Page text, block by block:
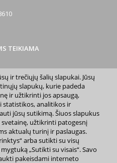
TEIKIAMA
Kopijuoti ir platinti
be autorių sutikimo draudžiama.
ir trečiųjų šalių slapukai. Jūsų
slapukų, kurie padeda
ir užtikrinti jos apsaugą,
analitikos ir
jūsų sutikimą. Šiuos slapukus
užtikrinti patogesnį
aktualų turinį ir paslaugas.
arba sutikti su visų
„Sutikti su visais“. Savo
pakeisdami interneto